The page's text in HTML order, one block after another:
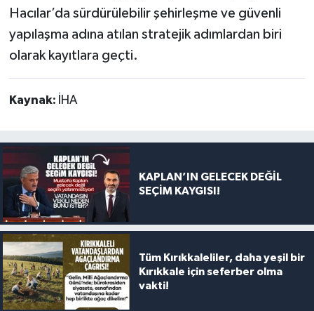
Hacılar’da sürdürülebilir şehirleşme ve güvenli
yapılaşma adına atılan stratejik adımlardan biri
olarak kayıtlara geçti.
Kaynak: İHA
KAPLAN’IN GELECEK DEĞİL
SEÇİM KAYGISI!
Tüm Kırıkkaleliler, daha yeşil bir
Kırıkkale için seferber olma
vakti!